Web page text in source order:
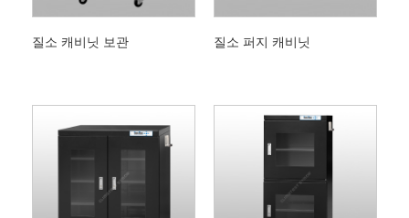
질소 캐비닛 보관 질소 퍼지 캐비닛